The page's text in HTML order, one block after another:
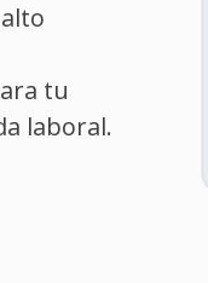
tu
laboral.